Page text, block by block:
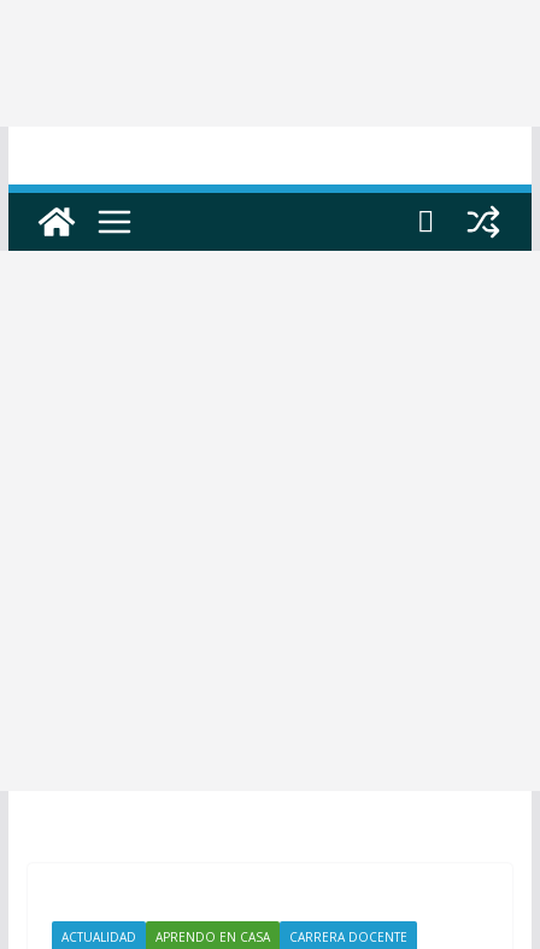
ACTUALIDAD APRENDO EN CASA CARRERA DOCENTE